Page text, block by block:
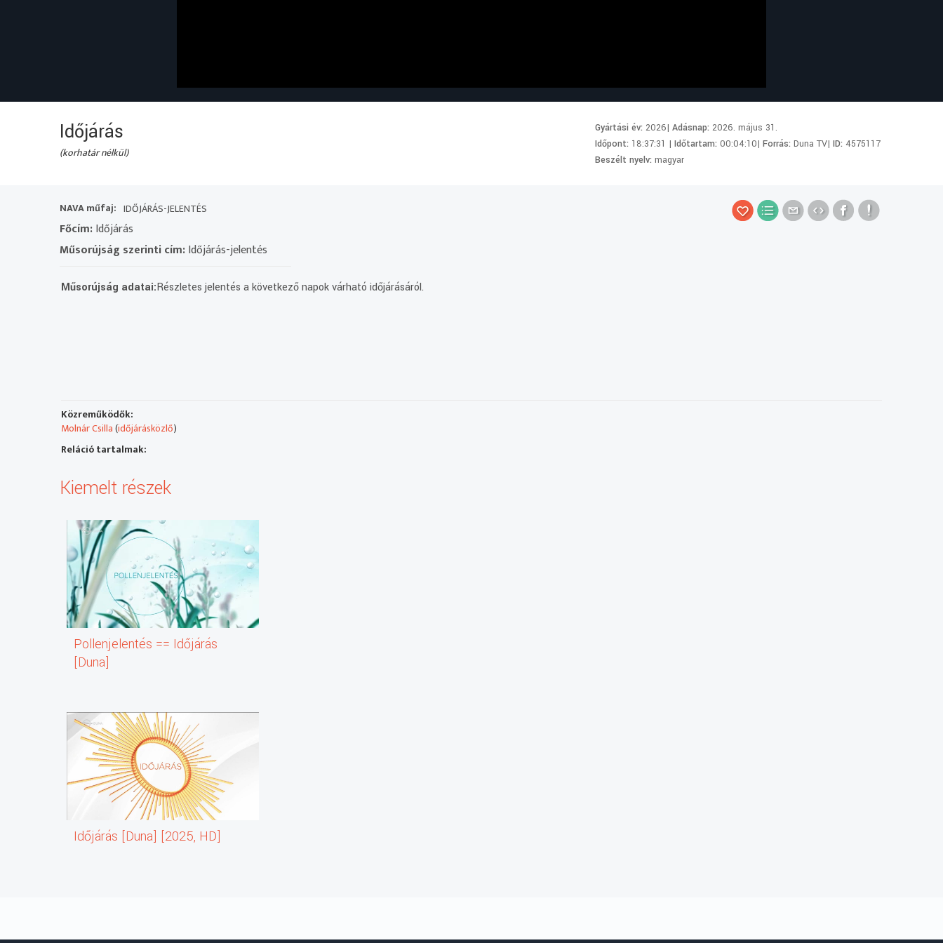
Időjárás
(korhatár nélkül)
Gyártási év:2026|Adásnap:2026. május 31.
Időpont: 18:37:31 |Időtartam:00:04:10|Forrás:Duna TV|ID:4575117
Beszélt nyelv:magyar
NAVA műfaj: IDŐJÁRÁS-JELENTÉS
Főcím:Időjárás
Műsorújság szerinti cím:Időjárás-jelentés
Műsorújság adatai:Részletes jelentés a következő napok várható időjárásáról.
Közreműködők:
Molnár Csilla(időjárásközlő)
Reláció tartalmak:
Kiemelt részek
Pollenjelentés == Időjárás
[Duna]
Időjárás [Duna] [2025, HD]